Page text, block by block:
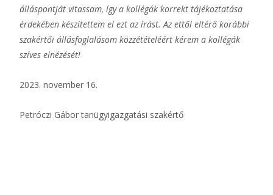
álláspontját vitassam, így a kollégák korrekt tájékoztatása
érdekében készítettem el ezt az írást. Az ettől eltérő korábbi
szakértői állásfoglalásom közzétételéért kérem a kollégák
szíves elnézését!
2023. november 16.
Petróczi Gábor tanügyigazgatási szakértő